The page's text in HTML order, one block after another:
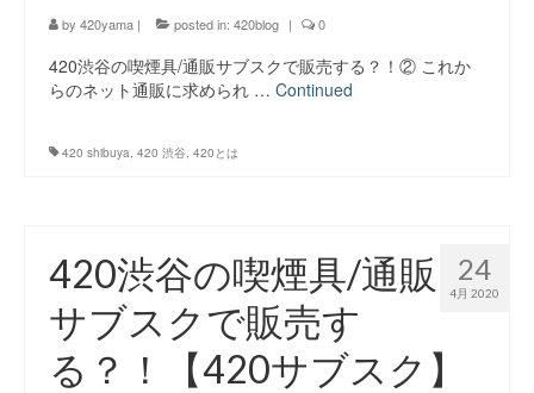
by 420yama | posted in: 420blog | 0
420渋谷の喫煙具/通販サブスクで販売する？！② これか
らのネット通販に求められ … Continued
420 shibuya 420 渋谷 420とは
24
4月 2020
420渋谷の喫煙具/通販
サブスクで販売す
る？！【420サブスク】